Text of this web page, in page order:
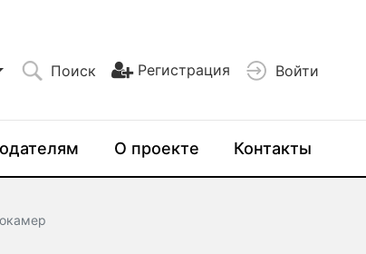
Поиск Регистрация Войти
О проекте Контакты